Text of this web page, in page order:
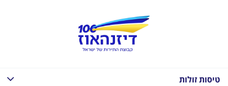
טיסות זולות